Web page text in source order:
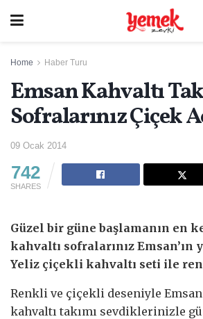
Home Haber Turu
Emsan Kahvaltı
Sofralarınız Çiçek
09 Ocak 2014
742
SHARES
Güzel bir güne başlamanın en
kahvaltı sofralarınız Emsan’ın
Yeliz çiçekli kahvaltı seti ile
Renkli ve çiçekli deseniyle
kahvaltı takımı sevdiklerinizle